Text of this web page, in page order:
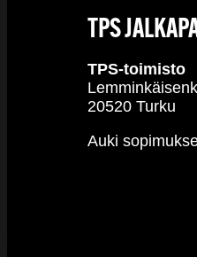
TPS
TPS-toimisto
20520 Turku
Auki